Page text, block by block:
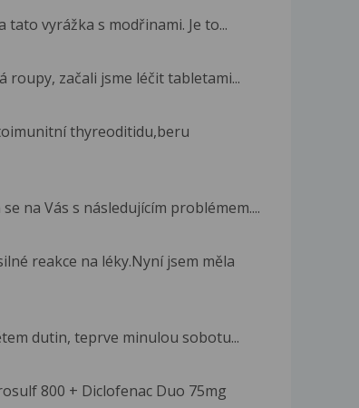
vyrážka s modřinami. Je to...
roupy, začali jsme léčit tabletami...
thyreoditidu,beru
na Vás s následujícím problémem....
reakce na léky.Nyní jsem měla
dutin, teprve minulou sobotu...
800 + Diclofenac Duo 75mg